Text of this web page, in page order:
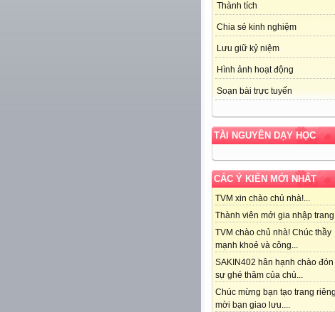
Thành tích
Chia sẻ kinh nghiệm
Lưu giữ kỷ niệm
Hình ảnh hoạt động
Soạn bài trực tuyến
TÀI NGUYÊN DẠY HỌC
CÁC Ý KIẾN MỚI NHẤT
TVM xin chào chủ nhà!...
Thành viên mới gia nhập
TVM chào chủ nhà! Chúc thầy
mạnh khoẻ và công...
SAKIN402 hân hạnh chào đón
sự ghé thăm của chủ...
Chúc mừng bạn tạo trang
mời bạn giao lưu....